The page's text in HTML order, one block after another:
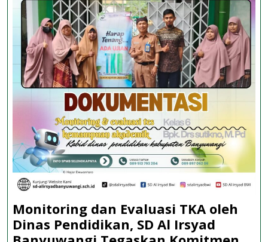
Monitoring dan Evaluasi TKA oleh
Dinas Pendidikan, SD Al Irsyad